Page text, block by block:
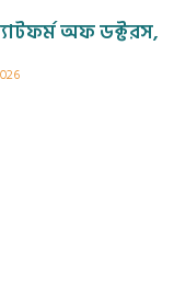
অফ ডক্টরস,